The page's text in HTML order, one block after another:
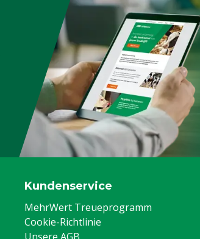
Kundenservice
MehrWert Treueprogramm
Cookie-Richtlinie